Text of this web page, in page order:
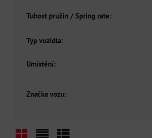
Tuhost pružin / Spring rate:
Typ vozidla:
Umístění:
Značka vozu: